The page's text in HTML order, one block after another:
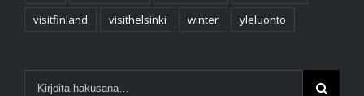
visitfinland
visithelsinki winter yleluonto